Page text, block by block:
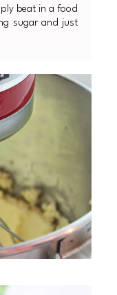
beat in a food
sugar and just